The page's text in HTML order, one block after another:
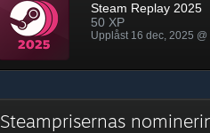
Steam Replay 2025
50 XP
Upplåst 16 dec, 2025 @
Steamprisernas